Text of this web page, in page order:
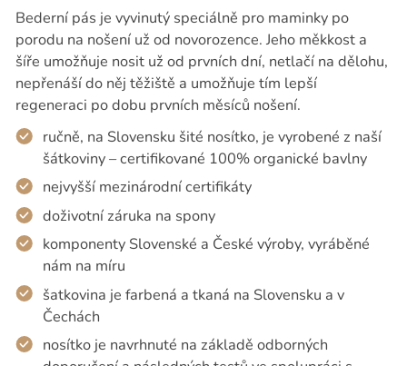
Bederní pás je vyvinutý speciálně pro maminky po
porodu na nošení už od novorozence. Jeho měkkost a
šíře umožňuje nosit už od prvních dní, netlačí na dělohu,
nepřenáší do něj těžiště a umožňuje tím lepší
regeneraci po dobu prvních měsíců nošení.
ručně, na Slovensku šité nosítko, je vyrobené z naší
šátkoviny – certifikované 100% organické bavlny
nejvyšší mezinárodní certifikáty
doživotní záruka na spony
komponenty Slovenské a České výroby, vyráběné
nám na míru
šatkovina je farbená a tkaná na Slovensku a v
Čechách
nosítko je navrhnuté na základě odborných